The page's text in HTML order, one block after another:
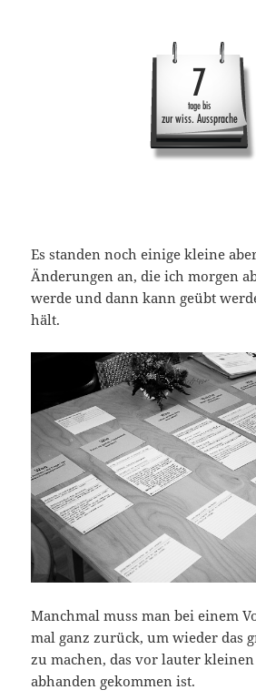
Es standen noch einige kleine
Änderungen an, die ich morgen
werde und dann kann geübt
hält.
Manchmal muss man bei einem
mal ganz zurück, um wieder das
zu machen, das vor lauter
abhanden gekommen ist.